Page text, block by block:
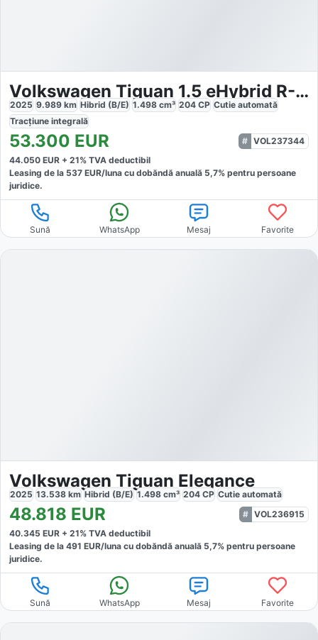
Volkswagen Tiguan 1.5 eHybrid R-Line
2025 9.989 km Hibrid (B/E) 1.498 cm³ 204 CP Cutie automată
Tracțiune integrală
53.300 EUR
VOL237344
44.050 EUR + 21% TVA deductibil
Leasing de la 537 EUR/luna cu dobăndă anuală 5,7% pentru persoane
juridice.
Sună WhatsApp Mesaj Favorite
Volkswagen Tiguan Elegance
2025 13.538 km Hibrid (B/E) 1.498 cm³ 204 CP Cutie automată
48.818 EUR
VOL236915
40.345 EUR + 21% TVA deductibil
Leasing de la 491 EUR/luna cu dobăndă anuală 5,7% pentru persoane
juridice.
Sună WhatsApp Mesaj Favorite